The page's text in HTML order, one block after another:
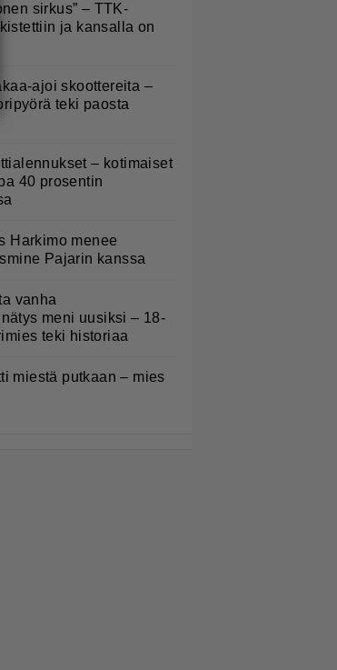
sirkus” – TTK-
ja kansalla on
ajoi skoottereita –
teki paosta
– kotimaiset
40 prosentin
Harkimo menee
Pajarin kanssa
vanha
meni uusiksi – 18-
teki historiaa
miestä putkaan – mies